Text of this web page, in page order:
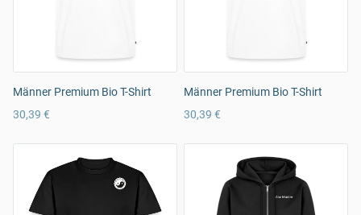
Männer Premium Bio T-Shirt
30,39 €
Männer Premium Bio T-Shirt
30,39 €